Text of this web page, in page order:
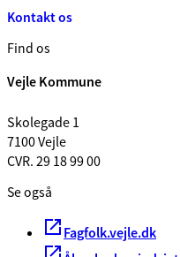
Kontakt os
Find os
Vejle Kommune
Skolegade 1
7100 Vejle
CVR. 29 18 99 00
Se også
Fagfolk.vejle.dk